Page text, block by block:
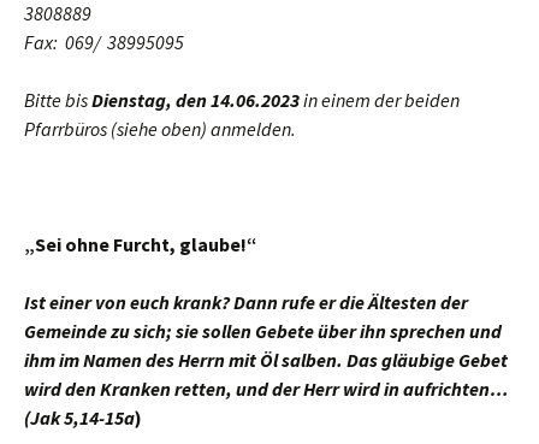
3808889
Fax: 069/ 38995095
Bitte bisDienstag, den 14.06.2023in einem der beiden
Pfarrbüros (siehe oben) anmelden.
„Sei ohne Furcht, glaube!“
Ist einer von euch krank? Dann rufe er die Ältesten der
Gemeinde zu sich; sie sollen Gebete über ihn sprechen und
ihm im Namen des Herrn mit Öl salben. Das gläubige Gebet
wird den Kranken retten, und der Herr wird in aufrichten…
(Jak 5,14-15a)